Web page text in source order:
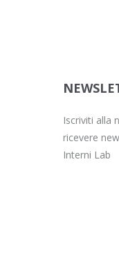
Iscriviti alla
ricevere
Interni Lab